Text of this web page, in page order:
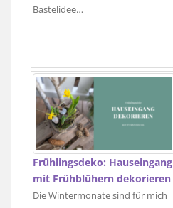
Bastelidee…
Frühlingsdeko: Hauseingang
mit Frühblühern dekorieren
Die Wintermonate sind für mich